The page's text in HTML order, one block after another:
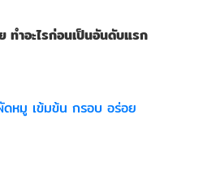
ทำอะไรก่อนเป็นอันดับแรก